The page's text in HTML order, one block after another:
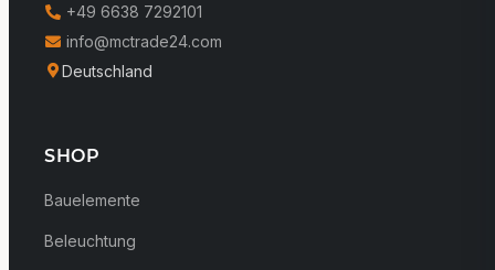
+49 6638 7292101
info@mctrade24.com
Deutschland
SHOP
Bauelemente
Beleuchtung